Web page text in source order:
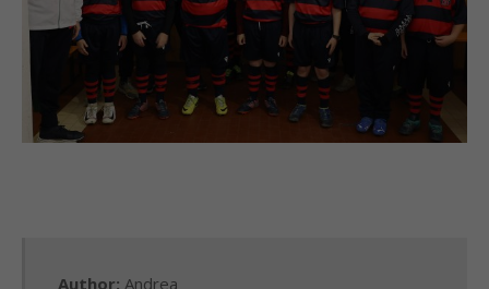
Author: Andrea